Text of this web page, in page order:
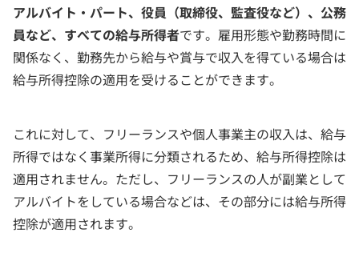
アルバイト・パート、役員（取締役、監査役など）、公務
員など、すべての給与所得者です。雇用形態や勤務時間に
関係なく、勤務先から給与や賞与で収入を得ている場合は
給与所得控除の適用を受けることができます。
これに対して、フリーランスや個人事業主の収入は、給与
所得ではなく事業所得に分類されるため、給与所得控除は
適用されません。ただし、フリーランスの人が副業として
アルバイトをしている場合などは、その部分には給与所得
控除が適用されます。